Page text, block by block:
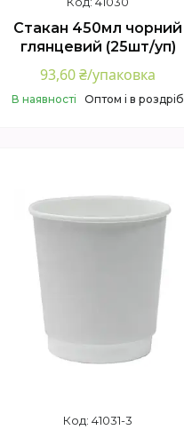
Стакан 450мл чорний
глянцевий (25шт/уп)
93,60 ₴/упаковка
В наявності Оптом і в роздріб
41031-3